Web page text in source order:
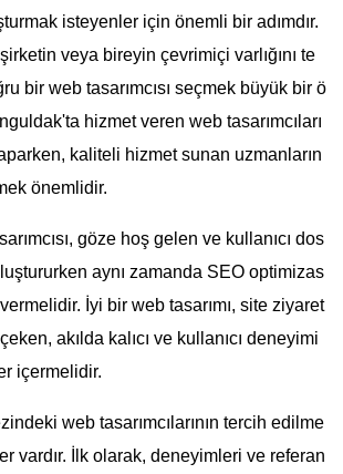
isteyenler için önemli bir adımdır.
veya bireyin çevrimiçi varlığını te
bir web tasarımcısı seçmek büyük bir ö
hizmet veren web tasarımcıları
kaliteli hizmet sunan uzmanların
önemlidir.
göze hoş gelen ve kullanıcı dos
aynı zamanda SEO optimizas
İyi bir web tasarımı, site ziyaret
akılda kalıcı ve kullanıcı deneyimi
içermelidir.
web tasarımcılarının tercih edilme
vardır. İlk olarak, deneyimleri ve referan